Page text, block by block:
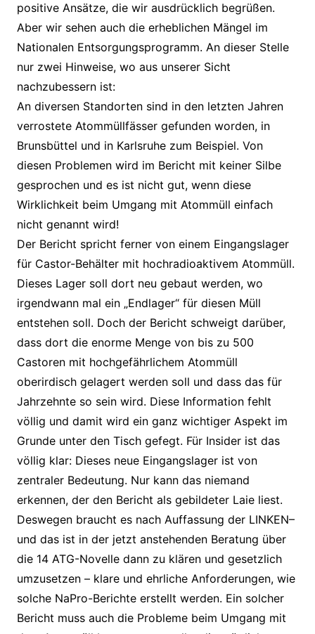
positive Ansätze, die wir ausdrücklich begrüßen.
Aber wir sehen auch die erheblichen Mängel im
Nationalen Entsorgungsprogramm. An dieser Stelle
nur zwei Hinweise, wo aus unserer Sicht
nachzubessern ist:
An diversen Standorten sind in den letzten Jahren
verrostete Atommüllfässer gefunden worden, in
Brunsbüttel und in Karlsruhe zum Beispiel. Von
diesen Problemen wird im Bericht mit keiner Silbe
gesprochen und es ist nicht gut, wenn diese
Wirklichkeit beim Umgang mit Atommüll einfach
nicht genannt wird!
Der Bericht spricht ferner von einem Eingangslager
für Castor-Behälter mit hochradioaktivem Atommüll.
Dieses Lager soll dort neu gebaut werden, wo
irgendwann mal ein „Endlager“ für diesen Müll
entstehen soll. Doch der Bericht schweigt darüber,
dass dort die enorme Menge von bis zu 500
Castoren mit hochgefährlichem Atommüll
oberirdisch gelagert werden soll und dass das für
Jahrzehnte so sein wird. Diese Information fehlt
völlig und damit wird ein ganz wichtiger Aspekt im
Grunde unter den Tisch gefegt. Für Insider ist das
völlig klar: Dieses neue Eingangslager ist von
zentraler Bedeutung. Nur kann das niemand
erkennen, der den Bericht als gebildeter Laie liest.
Deswegen braucht es nach Auffassung der LINKEN–
und das ist in der jetzt anstehenden Beratung über
die 14 ATG-Novelle dann zu klären und gesetzlich
umzusetzen – klare und ehrliche Anforderungen, wie
solche NaPro-Berichte erstellt werden. Ein solcher
Bericht muss auch die Probleme beim Umgang mit